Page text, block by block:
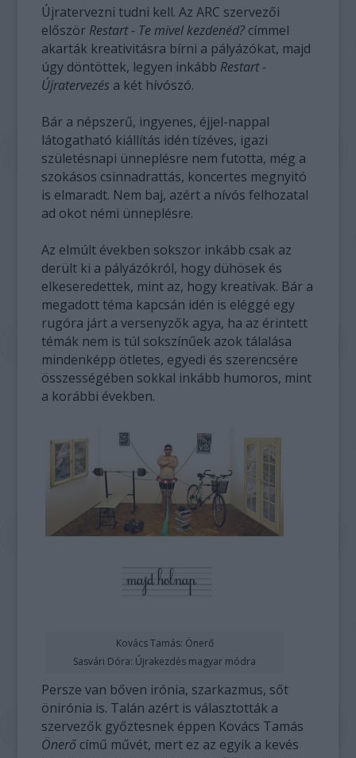
Újratervezni tudni kell. Az ARC szervezői
először Restart - Te mivel kezdenéd? címmel
akarták kreativitásra bírni a pályázókat, majd
úgy döntöttek, legyen inkább Restart -
Újratervezés a két hívószó.
Bár a népszerű, ingyenes, éjjel-nappal
látogatható kiállítás idén tízéves, igazi
születésnapi ünneplésre nem futotta, még a
szokásos csinnadrattás, koncertes megnyitó
is elmaradt. Nem baj, azért a nívós felhozatal
ad okot némi ünneplésre.
Az elmúlt években sokszor inkább csak az
derült ki a pályázókról, hogy dühösek és
elkeseredettek, mint az, hogy kreatívak. Bár a
megadott téma kapcsán idén is eléggé egy
rugóra járt a versenyzők agya, ha az érintett
témák nem is túl sokszínűek azok tálalása
mindenképp ötletes, egyedi és szerencsére
összességében sokkal inkább humoros, mint
a korábbi években.
Kovács Tamás: Önerő
Sasvári Dóra: Újrakezdés magyar módra
Persze van bőven irónia, szarkazmus, sőt
önirónia is. Talán azért is választották a
szervezők győztesnek éppen Kovács Tamás
Önerő című művét, mert ez az egyik a kevés